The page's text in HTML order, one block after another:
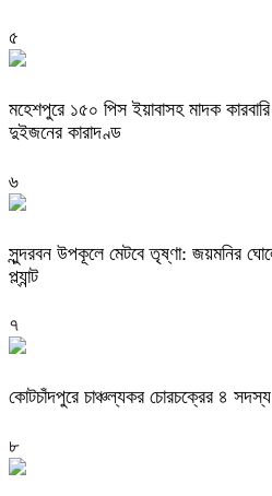
৫
মহেশপুরে ১৫০ পিস ইয়াবাসহ মাদক
দুইজনের কারাদণ্ড
৬
সুন্দরবন উপকূলে মেটবে তৃষ্ণা: জয়মনির
প্ল্যান্ট
৭
কোটচাঁদপুরে চাঞ্চল্যকর চোরচক্রের ৪
৮